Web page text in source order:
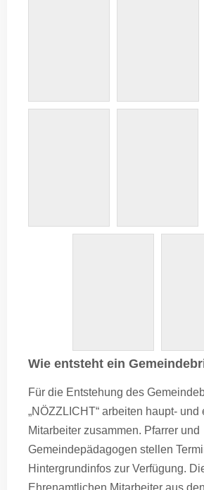
Wie entsteht ein
Für die Entstehung des
„NÖZZLICHT“ arbeiten haupt-
Mitarbeiter zusammen. Pfarrer und
Gemeindepädagogen stellen
Hintergrundinfos zur Verfügung.